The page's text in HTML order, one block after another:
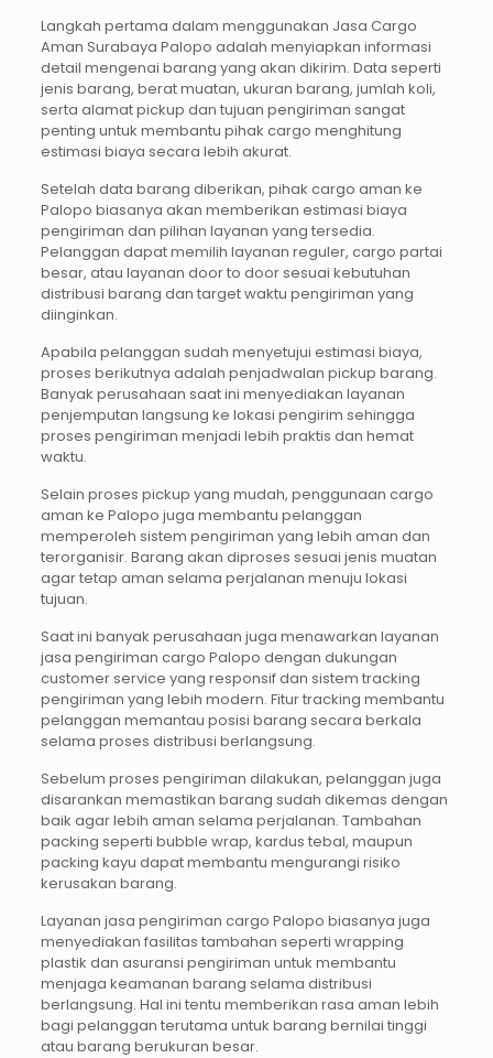
Langkah pertama dalam menggunakan Jasa Cargo
Aman Surabaya Palopo adalah menyiapkan informasi
detail mengenai barang yang akan dikirim. Data seperti
jenis barang, berat muatan, ukuran barang, jumlah koli,
serta alamat pickup dan tujuan pengiriman sangat
penting untuk membantu pihak cargo menghitung
estimasi biaya secara lebih akurat.
Setelah data barang diberikan, pihak cargo aman ke
Palopo biasanya akan memberikan estimasi biaya
pengiriman dan pilihan layanan yang tersedia.
Pelanggan dapat memilih layanan reguler, cargo partai
besar, atau layanan door to door sesuai kebutuhan
distribusi barang dan target waktu pengiriman yang
diinginkan.
Apabila pelanggan sudah menyetujui estimasi biaya,
proses berikutnya adalah penjadwalan pickup barang.
Banyak perusahaan saat ini menyediakan layanan
penjemputan langsung ke lokasi pengirim sehingga
proses pengiriman menjadi lebih praktis dan hemat
waktu.
Selain proses pickup yang mudah, penggunaan cargo
aman ke Palopo juga membantu pelanggan
memperoleh sistem pengiriman yang lebih aman dan
terorganisir. Barang akan diproses sesuai jenis muatan
agar tetap aman selama perjalanan menuju lokasi
tujuan.
Saat ini banyak perusahaan juga menawarkan layanan
jasa pengiriman cargo Palopo dengan dukungan
customer service yang responsif dan sistem tracking
pengiriman yang lebih modern. Fitur tracking membantu
pelanggan memantau posisi barang secara berkala
selama proses distribusi berlangsung.
Sebelum proses pengiriman dilakukan, pelanggan juga
disarankan memastikan barang sudah dikemas dengan
baik agar lebih aman selama perjalanan. Tambahan
packing seperti bubble wrap, kardus tebal, maupun
packing kayu dapat membantu mengurangi risiko
kerusakan barang.
Layanan jasa pengiriman cargo Palopo biasanya juga
menyediakan fasilitas tambahan seperti wrapping
plastik dan asuransi pengiriman untuk membantu
menjaga keamanan barang selama distribusi
berlangsung. Hal ini tentu memberikan rasa aman lebih
bagi pelanggan terutama untuk barang bernilai tinggi
atau barang berukuran besar.